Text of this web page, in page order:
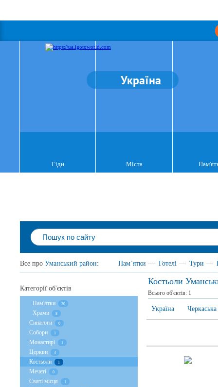
Україна
Гіди Міста
Все про Уманський район: Пам`ятки — Готелі — Тури —
Костьоли
Всього об'єктів: 1
Україна Черкаська
Категорії об'єктів
Пам'ятки 20
Храми 8
Cинагоги 0
Собори 1
Монастирі 1
Церкви 4
Костьоли 1
Мечеті 0
Святі місця 1